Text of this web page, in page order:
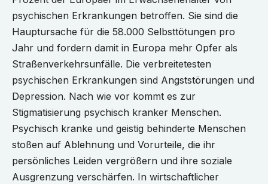
psychischen Erkrankungen betroffen. Sie sind die
Hauptursache für die 58.000 Selbsttötungen pro
Jahr und fordern damit in Europa mehr Opfer als
Straßenverkehrsunfälle. Die verbreitetesten
psychischen Erkrankungen sind Angststörungen und
Depression. Nach wie vor kommt es zur
Stigmatisierung psychisch kranker Menschen.
Psychisch kranke und geistig behinderte Menschen
stoßen auf Ablehnung und Vorurteile, die ihr
persönliches Leiden vergrößern und ihre soziale
Ausgrenzung verschärfen. In wirtschaftlicher